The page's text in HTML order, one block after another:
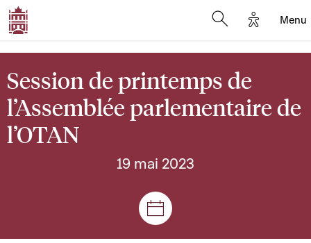
Options
Menu
Session de printemps de
l’Assemblée parlementaire de
l’OTAN
19 mai 2023
Séances et réunions